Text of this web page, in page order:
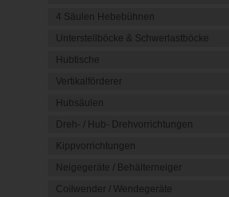
4 Säulen Hebebühnen
Unterstellböcke & Schwerlastböcke
Hubtische
Vertikalförderer
Hubsäulen
Dreh- / Hub- Drehvorrichtungen
Kippvorrichtungen
Neigegeräte / Behälterneiger
Coilwender / Wendegeräte